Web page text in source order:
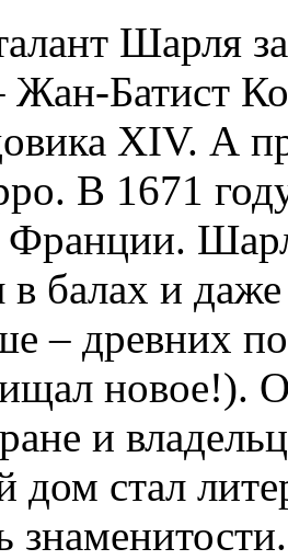
Шарля
Батист
XIV. А
В 1671
в балах и
– древних
новое!).
и
стал
знаменитости.